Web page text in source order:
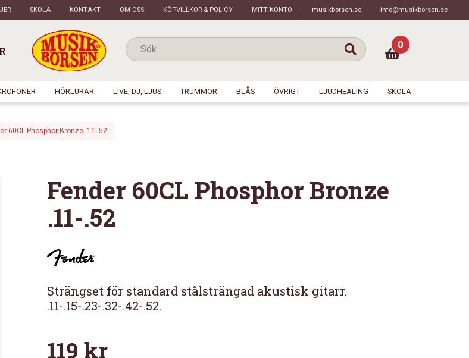
SKOLA KONTAKT OM OSS KÖPVILLKOR & POLICY MITT KONTO musikborsen.se info@musikborsen.se
0
HÖRLURAR LIVE, DJ, LJUS TRUMMOR BLÅS ÖVRIGT LJUDHEALING SKOLA
60CL Phosphor Bronze .11-.52
Fender 60CL Phosphor Bronze
.11-.52
Strängset för standard stålsträngad akustisk gitarr.
.11-.15-.23-.32-.42-.52.
119 kr